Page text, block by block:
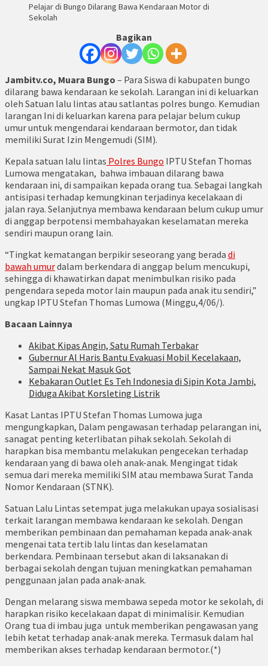
Pelajar di Bungo Dilarang Bawa Kendaraan Motor di
Sekolah
Bagikan
Jambitv.co, Muara Bungo – Para Siswa di kabupaten bungo
dilarang bawa kendaraan ke sekolah. Larangan ini di keluarkan
oleh Satuan lalu lintas atau satlantas polres bungo. Kemudian
larangan Ini di keluarkan karena para pelajar belum cukup
umur untuk mengendarai kendaraan bermotor, dan tidak
memiliki Surat Izin Mengemudi (SIM).
Kepala satuan lalu lintas Polres Bungo IPTU Stefan Thomas
Lumowa mengatakan, bahwa imbauan dilarang bawa
kendaraan ini, di sampaikan kepada orang tua. Sebagai langkah
antisipasi terhadap kemungkinan terjadinya kecelakaan di
jalan raya. Selanjutnya membawa kendaraan belum cukup umur
di anggap berpotensi membahayakan keselamatan mereka
sendiri maupun orang lain.
“Tingkat kematangan berpikir seseorang yang berada di
bawah umurdalam berkendara di anggap belum mencukupi,
sehingga di khawatirkan dapat menimbulkan risiko pada
pengendara sepeda motor lain maupun pada anak itu sendiri,”
ungkap IPTU Stefan Thomas Lumowa (Minggu,4/06/).
Bacaan Lainnya
Akibat Kipas Angin, Satu Rumah Terbakar
Gubernur Al Haris Bantu Evakuasi Mobil Kecelakaan,
Sampai Nekat Masuk Got
Kebakaran Outlet Es Teh Indonesia di Sipin Kota Jambi,
Diduga Akibat Korsleting Listrik
Kasat Lantas IPTU Stefan Thomas Lumowa juga
mengungkapkan, Dalam pengawasan terhadap pelarangan ini,
sanagat penting keterlibatan pihak sekolah. Sekolah di
harapkan bisa membantu melakukan pengecekan terhadap
kendaraan yang di bawa oleh anak-anak. Mengingat tidak
semua dari mereka memiliki SIM atau membawa Surat Tanda
Nomor Kendaraan (STNK).
Satuan Lalu Lintas setempat juga melakukan upaya sosialisasi
terkait larangan membawa kendaraan ke sekolah. Dengan
memberikan pembinaan dan pemahaman kepada anak-anak
mengenai tata tertib lalu lintas dan keselamatan
berkendara. Pembinaan tersebut akan di laksanakan di
berbagai sekolah dengan tujuan meningkatkan pemahaman
penggunaan jalan pada anak-anak.
Dengan melarang siswa membawa sepeda motor ke sekolah, di
harapkan risiko kecelakaan dapat di minimalisir. Kemudian
Orang tua di imbau juga untuk memberikan pengawasan yang
lebih ketat terhadap anak-anak mereka. Termasuk dalam hal
memberikan akses terhadap kendaraan bermotor.(*)